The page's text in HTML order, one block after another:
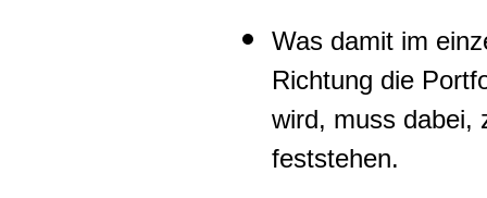
Was damit im
Richtung die
wird, muss dabei,
feststehen.